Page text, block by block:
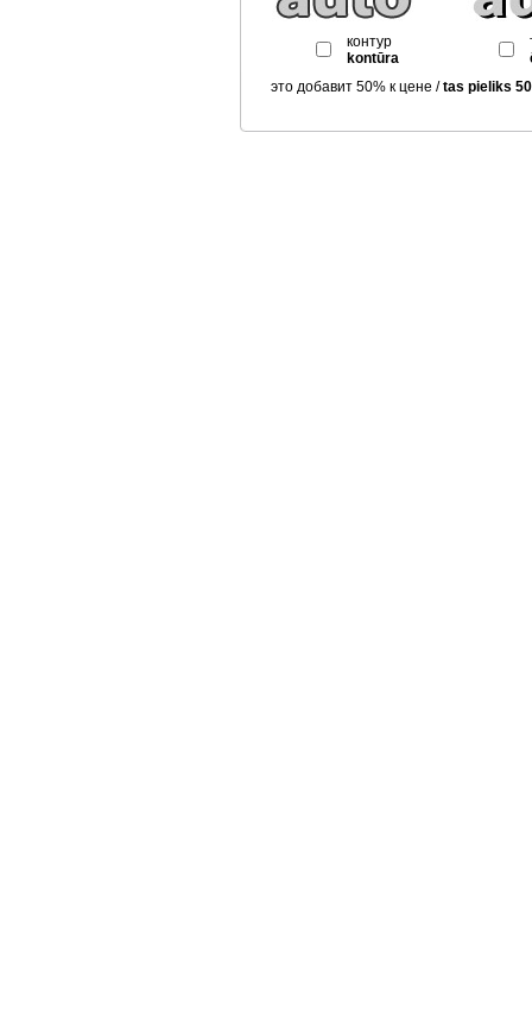
контур
kontūra
это добавит 50% к цене /tas pieliks